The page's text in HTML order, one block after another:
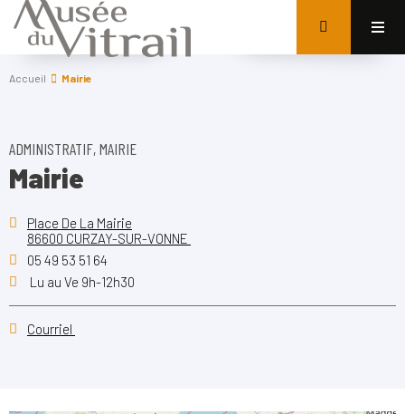
Accueil Mairie
ADMINISTRATIF, MAIRIE
Mairie
Place De La Mairie
86600 CURZAY-SUR-VONNE
05 49 53 51 64
Lu au Ve 9h-12h30
Courriel